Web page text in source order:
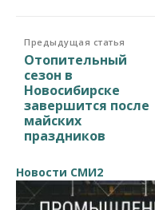
Предыдущая статья
Отопительный
сезон в
Новосибирске
завершится после
майских
праздников
Новости СМИ2